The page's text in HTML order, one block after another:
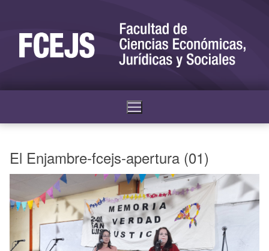
El Enjambre-fcejs-apertura (01)